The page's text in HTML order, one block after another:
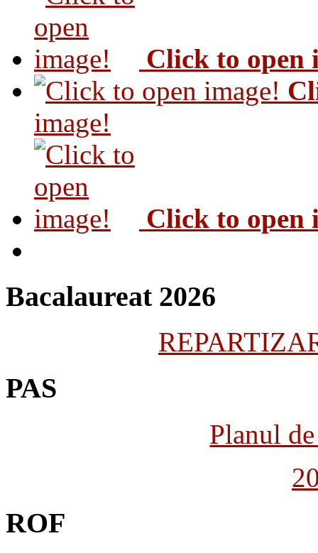
Click to open
image!
Click to open
Bacalaureat 2026
PAS
Planul
ROF